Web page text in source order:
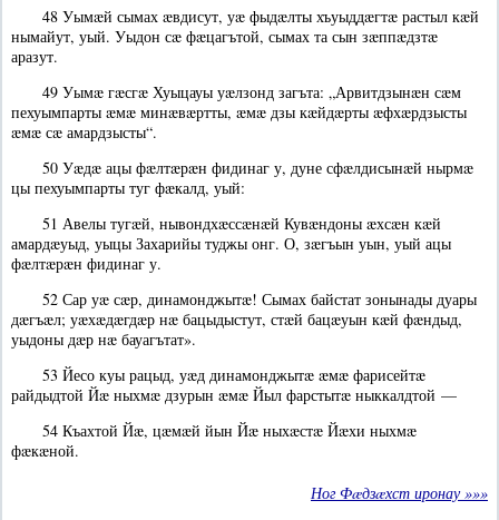
48 Уымæй сымах æвдисут, уæ фыдæлты хъуыддæгтæ растыл кæй
нымайут, уый. Уыдон сæ фæцагътой, сымах та сын зæппæдзтæ
аразут.
49 Уымæ гæсгæ Хуыцауы уæлзонд загъта: „Арвитдзынæн сæм
пехуымпарты æмæ минæвæртты, æмæ дзы кæйдæрты æфхæрдзысты
æмæ сæ амардзысты“.
50 Уæдæ ацы фæлтæрæн фидинаг у, дуне сфæлдисынæй нырмæ
цы пехуымпарты туг фæкалд, уый:
51 Авелы тугæй, нывондхæссæнæй Кувæндоны æхсæн кæй
амардæуыд, уыцы Захарийы туджы онг. О, зæгъын уын, уый ацы
фæлтæрæн фидинаг у.
52 Сар уæ сæр, динамонджытæ! Сымах байстат зонынады дуары
дæгъæл; уæхæдæгдæр нæ бацыдыстут, стæй бацæуын кæй фæндыд,
уыдоны дæр нæ бауагътат».
53 Йесо куы рацыд, уæд динамонджытæ æмæ фарисейтæ
райдыдтой Йæ ныхмæ дзурын æмæ Йыл фарстытæ ныккалдтой —
54 Къахтой Йæ, цæмæй йын Йæ ныхæстæ Йæхи ныхмæ
фæкæной.
Ног Фæдзæхст иронау »»»